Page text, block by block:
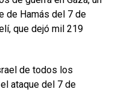
de Hamás del 7 de
que dejó mil 219
de todos los
ataque del 7 de